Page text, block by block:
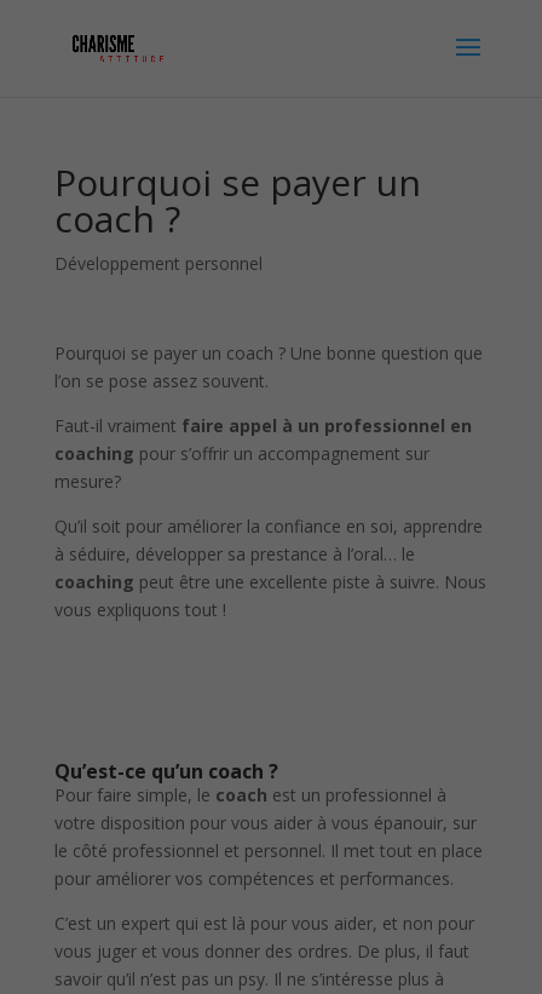
Pourquoi se payer un
coach ?
Développement personnel
Pourquoi se payer un coach ? Une bonne question que
l’on se pose assez souvent.
Faut-il vraiment faire appel à un professionnel en
coaching pour s’offrir un accompagnement sur
mesure?
Qu’il soit pour améliorer la confiance en soi, apprendre
à séduire, développer sa prestance à l’oral… le
coaching peut être une excellente piste à suivre. Nous
vous expliquons tout !
Qu’est-ce qu’un coach ?
Pour faire simple, le coach est un professionnel à
votre disposition pour vous aider à vous épanouir, sur
le côté professionnel et personnel. Il met tout en place
pour améliorer vos compétences et performances.
C’est un expert qui est là pour vous aider, et non pour
vous juger et vous donner des ordres. De plus, il faut
savoir qu’il n’est pas un psy. Il ne s’intéresse plus à